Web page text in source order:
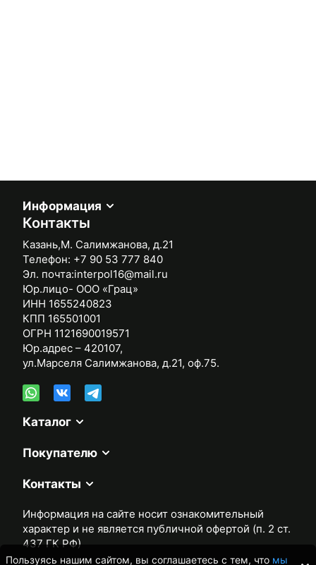
Информация
Контакты
Казань,М. Салимжанова, д.21
Телефон: +7 90 53 777 840
Эл. почта:interpol16@mail.ru
Юр.лицо- ООО «Грац»
ИНН 1655240823
КПП 165501001
ОГРН 1121690019571
Юр.адрес – 420107,
ул.Марселя Салимжанова, д.21, оф.75.
Каталог
Покупателю
Контакты
Информация на сайте носит ознакомительный
характер и не является публичной офертой (п. 2 ст.
437 ГК РФ)
Пользуясь нашим сайтом, вы соглашаетесь с тем, что мы